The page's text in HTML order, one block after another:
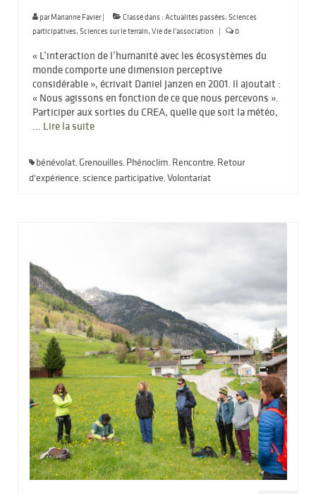
parMarianne Favier| Classé dans : Actualités passées, Sciences
participatives, Sciences sur le terrain, Vie de l'association | 0
« L’interaction de l’humanité avec les écosystèmes du
monde comporte une dimension perceptive
considérable », écrivait Daniel Janzen en 2001. Il ajoutait :
« Nous agissons en fonction de ce que nous percevons ».
Participer aux sorties du CREA, quelle que soit la météo,
… Lire la suite­­
bénévolat, Grenouilles, Phénoclim, Rencontre, Retour
d'expérience, science participative, Volontariat